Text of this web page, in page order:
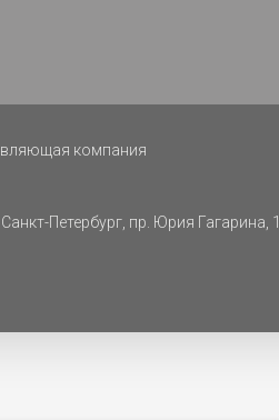
компания
Петербург, пр. Юрия Гагарина, 1